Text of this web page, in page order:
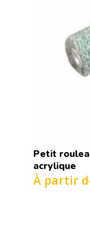
Petit
acrylique
À partir